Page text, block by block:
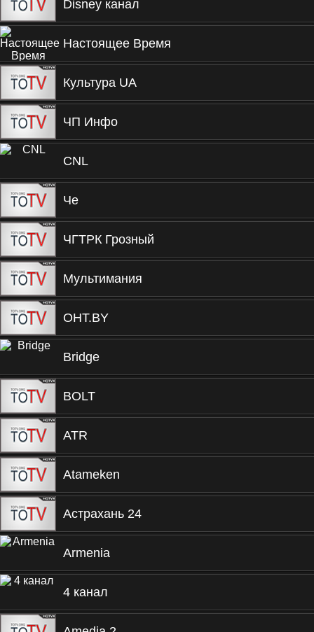
Disney канал
Настоящее Время
Культура UA
ЧП Инфо
CNL
Че
ЧГТРК Грозный
Мультимания
ОНТ.BY
Bridge
BOLT
ATR
Atameken
Астрахань 24
Armenia
4 канал